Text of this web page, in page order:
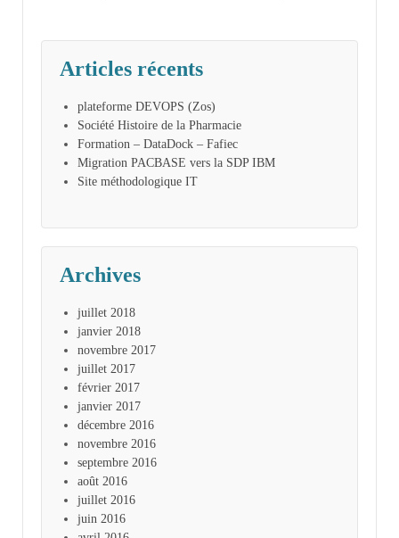
Articles récents
plateforme DEVOPS (Zos)
Société Histoire de la Pharmacie
Formation – DataDock – Fafiec
Migration PACBASE vers la SDP IBM
Site méthodologique IT
Archives
juillet 2018
janvier 2018
novembre 2017
juillet 2017
février 2017
janvier 2017
décembre 2016
novembre 2016
septembre 2016
août 2016
juillet 2016
juin 2016